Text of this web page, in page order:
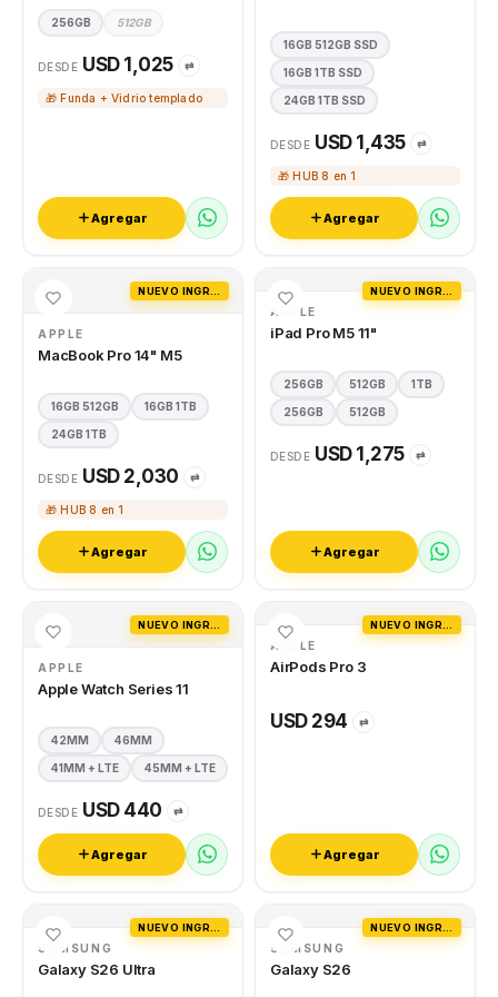
256GB 512GB
DESDE USD 1,025 ⇄
🎁 Funda + Vidrio templado
Agregar
16GB 512GB SSD
16GB 1TB SSD
24GB 1TB SSD
DESDE USD 1,435 ⇄
🎁 HUB 8 en 1
Agregar
APPLE
MacBook Pro 14" M5
16GB 512GB 16GB 1TB
24GB 1TB
DESDE USD 2,030 ⇄
🎁 HUB 8 en 1
Agregar
APPLE
iPad Pro M5 11"
256GB 512GB 1TB
256GB 512GB
DESDE USD 1,275 ⇄
Agregar
APPLE
Apple Watch Series 11
42MM 46MM
41MM + LTE 45MM + LTE
DESDE USD 440 ⇄
Agregar
APPLE
AirPods Pro 3
USD 294 ⇄
Agregar
SAMSUNG
Galaxy S26 Ultra
SAMSUNG
Galaxy S26